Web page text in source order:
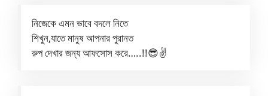
নিজেকে এমন ভাবে বদলে নিতে
শিখুন,যাতে মানুষ আপনার পুরানত
রুপ দেখার জন্য আফসোস করে…..!!😎✌️